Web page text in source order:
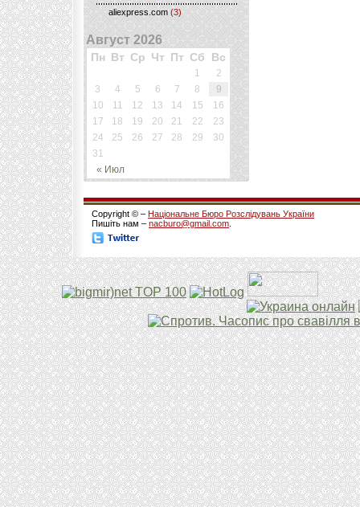
aliexpress.com (3)
Август 2026
Пн Вт Ср Чт Пт Сб Вс
« Июл
1
2
3
4 5 6 7 8
9
10
11 12 13 14 15
16
17
18 19 20 21 22
23
24
25 26 27 28 29
30
31
Copyright © – Національне Бюро Розслідувань України
Пишіть нам – nacburo@gmail.com